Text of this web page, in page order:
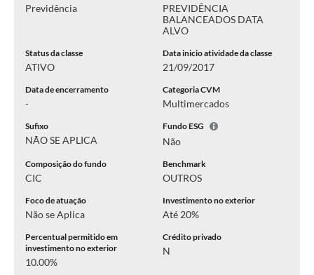
Previdência
PREVIDÊNCIA
BALANCEADOS DATA
ALVO
Status da classe
ATIVO
Data inicio atividade da classe
21/09/2017
Data de encerramento
-
Categoria CVM
Multimercados
Sufixo
NÃO SE APLICA
Fundo ESG
Não
Composição do fundo
CIC
Benchmark
OUTROS
Foco de atuação
Não se Aplica
Investimento no exterior
Até 20%
Percentual permitido em
investimento no exterior
10.00%
Crédito privado
N